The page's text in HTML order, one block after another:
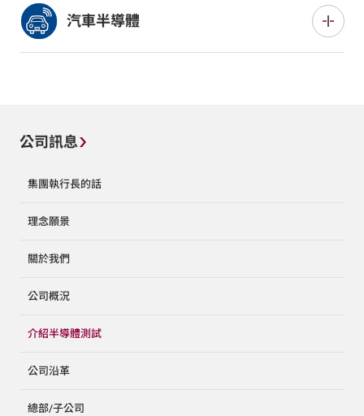
求。
用包括智慧手機和基地台。隨着 5G 技術擴展到毫米波頻
段，人們對於滿足技術趨勢的測試解決方案的期望也不
斷提高。
汽車半導體
公司訊息
集團執行長的話
理念願景
關於我們
公司概況
介紹半導體測試
公司沿革
總部/子公司